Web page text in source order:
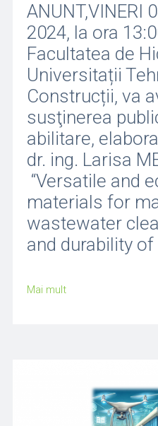
ANUNT,VINERI
2024, la ora
Facultatea de
Universitații
Construcții, va
susţinerea
abilitare,
dr. ing. Larisa
“Versatile and
materials for
wastewater
and durability of
Mai mult